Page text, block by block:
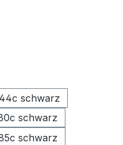
schwarz
schwarz
schwarz